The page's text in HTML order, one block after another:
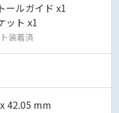
ールガイド x1
ット x1
装着済
42.05 mm